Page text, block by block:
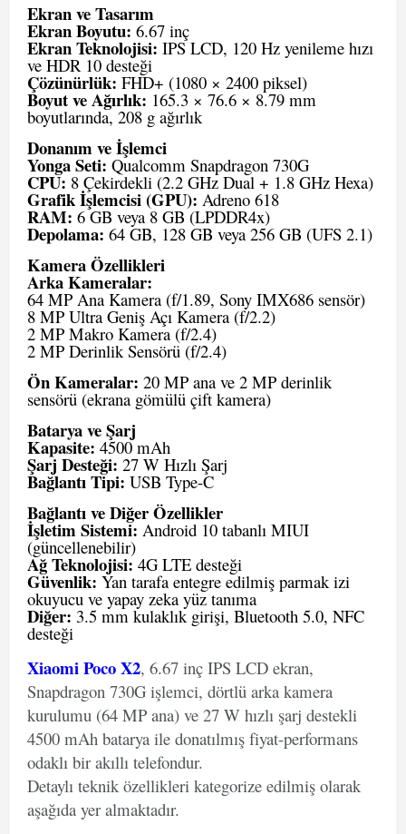
Ekran ve Tasarım
Ekran Boyutu: 6.67 inç
Ekran Teknolojisi: IPS LCD, 120 Hz yenileme hızı
ve HDR 10 desteği
Çözünürlük: FHD+ (1080 × 2400 piksel)
Boyut ve Ağırlık: 165.3 × 76.6 × 8.79 mm
boyutlarında, 208 g ağırlık
Donanım ve İşlemci
Yonga Seti: Qualcomm Snapdragon 730G
CPU: 8 Çekirdekli (2.2 GHz Dual + 1.8 GHz Hexa)
Grafik İşlemcisi (GPU): Adreno 618
RAM: 6 GB veya 8 GB (LPDDR4x)
Depolama: 64 GB, 128 GB veya 256 GB (UFS 2.1)
Kamera Özellikleri
Arka Kameralar:
64 MP Ana Kamera (f/1.89, Sony IMX686 sensör)
8 MP Ultra Geniş Açı Kamera (f/2.2)
2 MP Makro Kamera (f/2.4)
2 MP Derinlik Sensörü (f/2.4)
Ön Kameralar: 20 MP ana ve 2 MP derinlik
sensörü (ekrana gömülü çift kamera)
Batarya ve Şarj
Kapasite: 4500 mAh
Şarj Desteği: 27 W Hızlı Şarj
Bağlantı Tipi: USB Type-C
Bağlantı ve Diğer Özellikler
İşletim Sistemi: Android 10 tabanlı MIUI
(güncellenebilir)
Ağ Teknolojisi: 4G LTE desteği
Güvenlik: Yan tarafa entegre edilmiş parmak izi
okuyucu ve yapay zeka yüz tanıma
Diğer: 3.5 mm kulaklık girişi, Bluetooth 5.0, NFC
desteği
Xiaomi Poco X2, 6.67 inç IPS LCD ekran,
Snapdragon 730G işlemci, dörtlü arka kamera
kurulumu (64 MP ana) ve 27 W hızlı şarj destekli
4500 mAh batarya ile donatılmış fiyat-performans
odaklı bir akıllı telefondur.
Detaylı teknik özellikleri kategorize edilmiş olarak
aşağıda yer almaktadır.